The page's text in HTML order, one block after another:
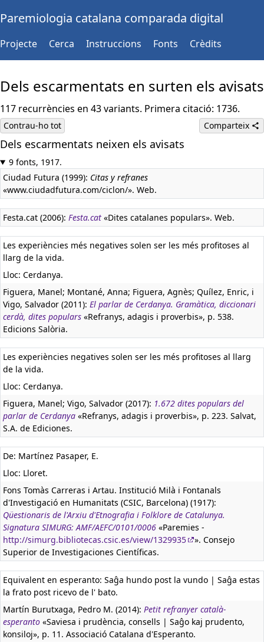
Paremiologia catalana comparada digital
Projecte Cerca Instruccions Fonts Crèdits
Dels escarmentats en surten els avisats
117 recurrències en 43 variants. Primera citació: 1736.
Contrau-ho tot Comparteix
Castellà:De los escarmentados nacen (o salen) los
Llatí:Malo accepto stultus sapit
Dels escarmentats neixen els avisats
9 fonts, 1917.
Ciudad Futura (1999): Citas y refranes
«www.ciudadfutura.com/ciclon/». Web.
Festa.cat (2006): Festa.cat «Dites catalanes populars». Web.
Les experiències més negatives solen ser les més profitoses al
llarg de la vida.
Lloc: Cerdanya.
Figuera, Manel; Montané, Anna; Figuera, Agnès; Quílez, Enric, i
Vigo, Salvador (2011): El parlar de Cerdanya. Gramàtica, diccionari
cerdà, dites populars «Refranys, adagis i proverbis», p. 538.
Edicions Salòria.
Les experiències negatives solen ser les més profitoses al llarg
de la vida.
Lloc: Cerdanya.
Figuera, Manel; Vigo, Salvador (2017): 1.672 dites populars del
parlar de Cerdanya «Refranys, adagis i proverbis», p. 223. Salvat,
S.A. de Ediciones.
De: Martínez Pasaper, E.
Lloc: Lloret.
Fons Tomàs Carreras i Artau. Institució Milà i Fontanals
d'Investigació en Humanitats (CSIC, Barcelona) (1917):
Qüestionaris de l'Arxiu d'Etnografia i Folklore de Catalunya.
Signatura SIMURG: AMF/AEFC/0101/0006 «Paremies -
http://simurg.bibliotecas.csic.es/view/1329935
». Consejo
Superior de Investigaciones Científicas.
Equivalent en esperanto: Saĝa hundo post la vundo | Saĝa estas
la frato post ricevo de l' bato.
Martín Burutxaga, Pedro M. (2014): Petit refranyer català-
esperanto «Saviesa i prudència, consells | Saĝo kaj prudento,
konsiloj», p. 11. Associació Catalana d'Esperanto.